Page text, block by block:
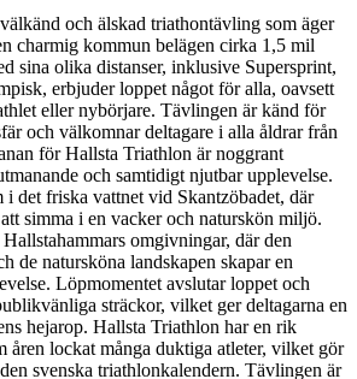
och älskad triathontävling som äger
charmig kommun belägen cirka 1,5 mil
sina olika distanser, inklusive Supersprint,
erbjuder loppet något för alla, oavsett
eller nybörjare. Tävlingen är känd för
och välkomnar deltagare i alla åldrar från
för Hallsta Triathlon är noggrant
och samtidigt njutbar upplevelse.
i det friska vattnet vid Skantzöbadet, där
simma i en vacker och naturskön miljö.
omgivningar, där den
de natursköna landskapen skapar en
Löpmomentet avslutar loppet och
sträckor, vilket ger deltagarna en
hejarop. Hallsta Triathlon har en rik
åren lockat många duktiga atleter, vilket gör
svenska triathlonkalendern. Tävlingen är